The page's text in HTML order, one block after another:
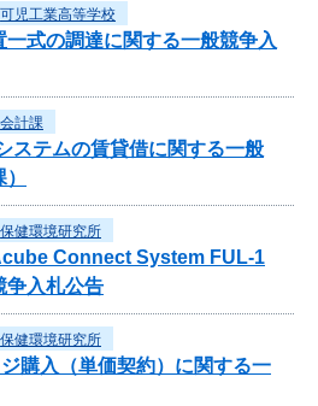
可児工業高等学校
式の調達に関する一般競争入
会計課
ステムの賃貸借に関する一般
保健環境研究所
Connect System FUL-1
争入札公告
保健環境研究所
購入（単価契約）に関する一